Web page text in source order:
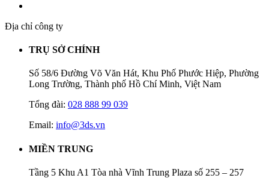
Địa chỉ công ty
TRỤ SỞ CHÍNH
Số 58/6 Đường Võ Văn Hát, Khu Phố Phước Hiệp, Phường
Long Trường, Thành phố Hồ Chí Minh, Việt Nam
Tổng đài: 028 888 99 039
Email: info@3ds.vn
MIỀN TRUNG
Tầng 5 Khu A1 Tòa nhà Vĩnh Trung Plaza số 255 – 257